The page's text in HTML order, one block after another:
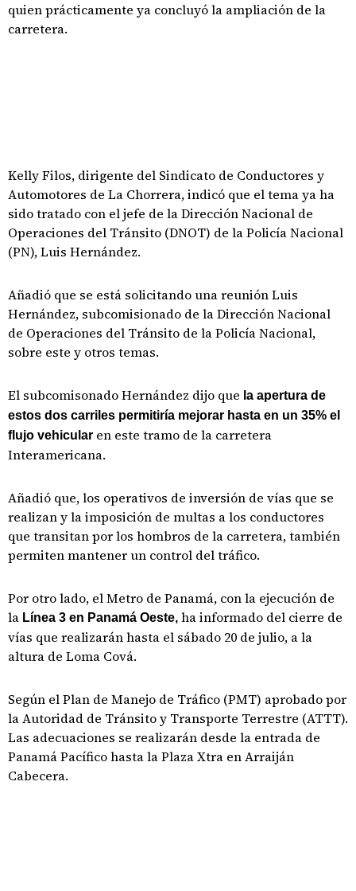
quien prácticamente ya concluyó la ampliación de la
carretera.
Kelly Filos, dirigente del Sindicato de Conductores y
Automotores de La Chorrera, indicó que el tema ya ha
sido tratado con el jefe de la Dirección Nacional de
Operaciones del Tránsito (DNOT) de la Policía Nacional
(PN), Luis Hernández.
Añadió que se está solicitando una reunión Luis
Hernández, subcomisionado de la Dirección Nacional
de Operaciones del Tránsito de la Policía Nacional,
sobre este y otros temas.
El subcomisonado Hernández dijo que la apertura de
estos dos carriles permitiría mejorar hasta en un 35% el
flujo vehicular en este tramo de la carretera
Interamericana.
Añadió que, los operativos de inversión de vías que se
realizan y la imposición de multas a los conductores
que transitan por los hombros de la carretera, también
permiten mantener un control del tráfico.
Por otro lado, el Metro de Panamá, con la ejecución de
la Línea 3 en Panamá Oeste, ha informado del cierre de
vías que realizarán hasta el sábado 20 de julio, a la
altura de Loma Cová.
Según el Plan de Manejo de Tráfico (PMT) aprobado por
la Autoridad de Tránsito y Transporte Terrestre (ATTT).
Las adecuaciones se realizarán desde la entrada de
Panamá Pacífico hasta la Plaza Xtra en Arraiján
Cabecera.